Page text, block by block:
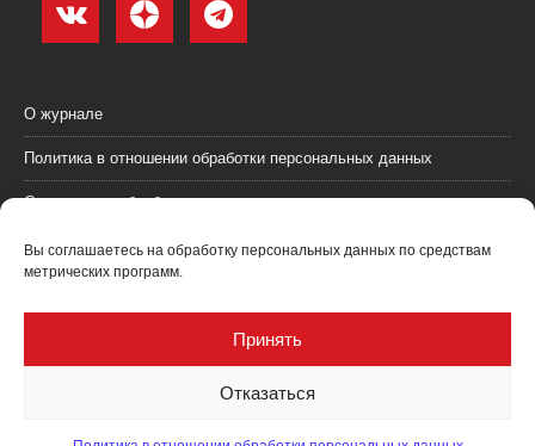
Вы соглашаетесь на обработку персональных данных по средствам
метрических программ.
Принять
Отказаться
О журнале
Политика в отношении обработки персональных данных
Согласие на обработку персональных данных
Пользовательское соглашение (оферта)